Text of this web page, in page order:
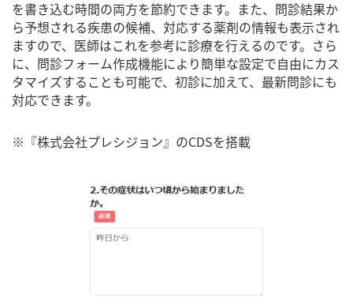
を書き込む時間の両方を節約できます。また、問診結果か
ら予想される疾患の候補、対応する薬剤の情報も表示され
ますので、医師はこれを参考に診療を行えるのです。さら
に、問診フォーム作成機能により簡単な設定で自由にカス
タマイズすることも可能で、初診に加えて、最新問診にも
対応できます。
※『株式会社プレシジョン』のCDSを搭載